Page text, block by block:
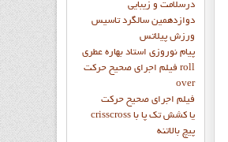
درسلامت و زیبایی
دوازدهمين سالگرد تاسيس
ورزش پيلاتس
پيام نوروزي استاد بهاره عطري
فيلم اجراي صحيح حرکت roll
over
فيلم اجراي صحيح حركت
crisscross يا كشش تك پا با
پيچ بالاتنه